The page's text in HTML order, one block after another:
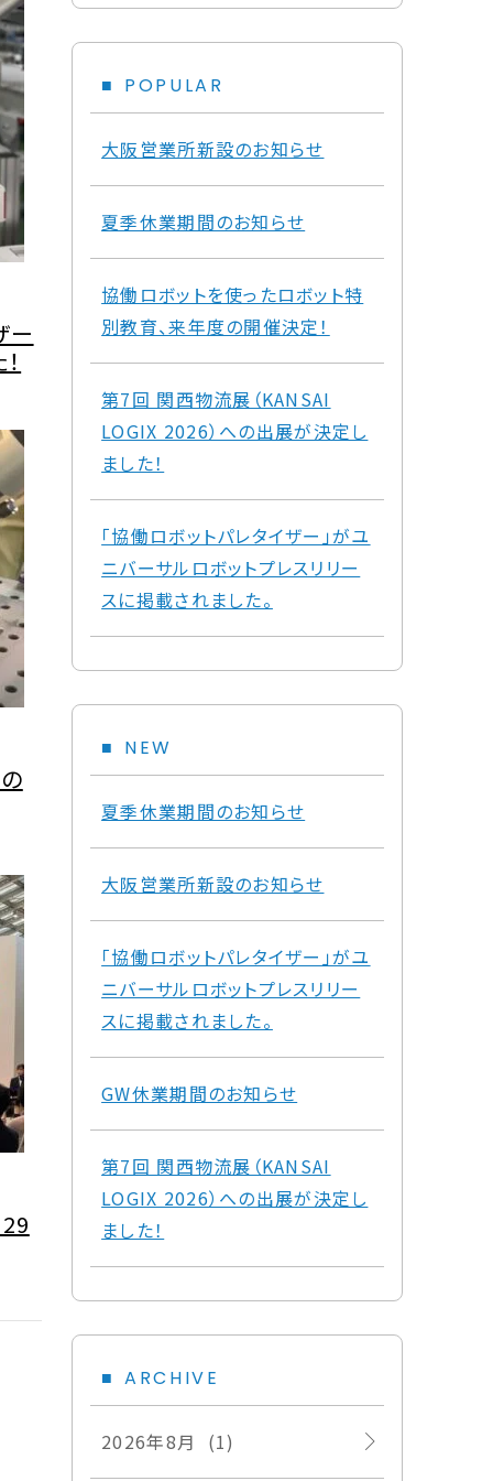
ー
POPULAR
大阪営業所新設のお知らせ
夏季休業期間のお知らせ
協働ロボットを使ったロボット特
別教育、来年度の開催決定！
第7回 関西物流展（KANSAI
LOGIX 2026）への出展が決定し
ました！
「協働ロボットパレタイザー」がユ
ニバーサルロボットプレスリリー
スに掲載されました。
NEW
夏季休業期間のお知らせ
大阪営業所新設のお知らせ
「協働ロボットパレタイザー」がユ
ニバーサルロボットプレスリリー
スに掲載されました。
GW休業期間のお知らせ
第7回 関西物流展（KANSAI
LOGIX 2026）への出展が決定し
ました！
ARCHIVE
2026年8月 (1)